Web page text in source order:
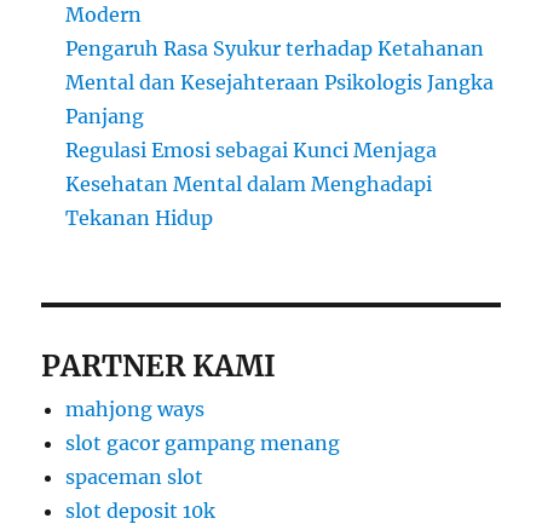
Modern
Pengaruh Rasa Syukur terhadap Ketahanan
Mental dan Kesejahteraan Psikologis Jangka
Panjang
Regulasi Emosi sebagai Kunci Menjaga
Kesehatan Mental dalam Menghadapi
Tekanan Hidup
PARTNER KAMI
mahjong ways
slot gacor gampang menang
spaceman slot
slot deposit 10k